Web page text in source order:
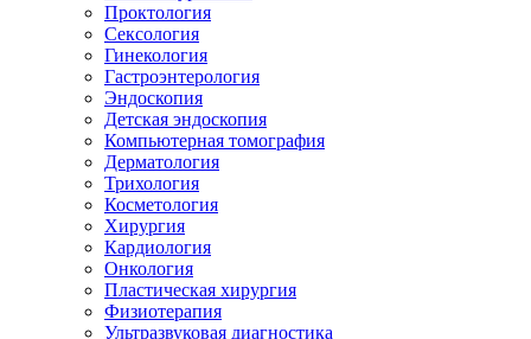
Проктология
Сексология
Гинекология
Гастроэнтерология
Эндоскопия
Детская эндоскопия
Компьютерная томография
Дерматология
Трихология
Косметология
Хирургия
Кардиология
Онкология
Пластическая хирургия
Физиотерапия
Ультразвуковая диагностика